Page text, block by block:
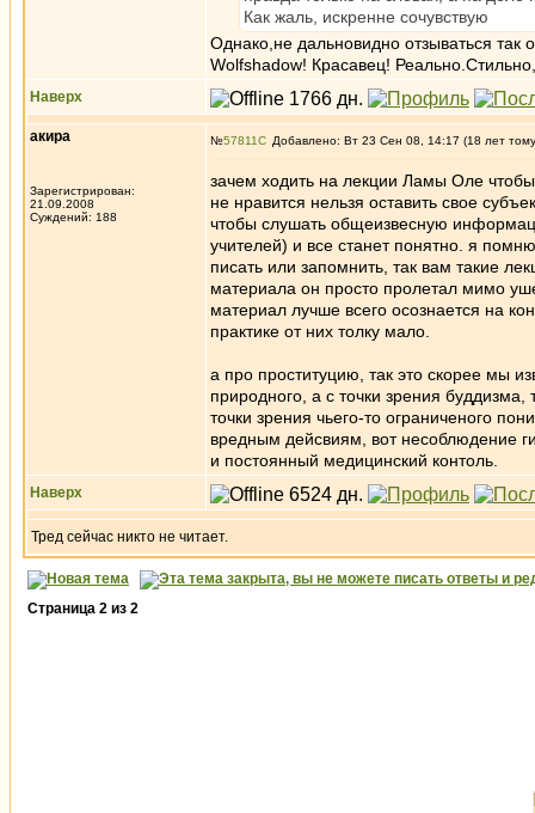
Как жаль, искренне сочувствую
Однако,не дальновидно отзываться так
Wolfshadow! Красавец!
Наверх
акира
Зарегистрирован:
21.09.2008
Суждений: 188
№57811 Добавлено: Вт 23 Сен 08, 14:17 (18 лет
зачем ходить на лекции Ламы Оле
не нравится нельзя оставить свое
чтобы слушать общеизвесную
учителей) и все станет понятно. я
писать или запомнить, так вам такие
материала он просто пролетал мимо
материал лучше всего осознается на
практике от них толку мало.
а про проституцию, так это скорее мы
природного, а с точки зрения буддизма,
точки зрения чьего-то ограниченого
вредным дейсвиям, вот несоблюдение
и постоянный медицинский контоль.
Наверх
Тред сейчас никто не читает.
Страница 2 из 2